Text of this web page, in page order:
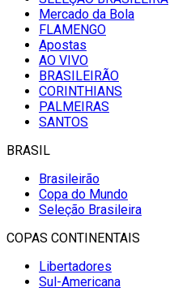
Mercado da Bola
FLAMENGO
Apostas
AO VIVO
BRASILEIRÃO
CORINTHIANS
PALMEIRAS
SANTOS
BRASIL
Brasileirão
Copa do Mundo
Seleção Brasileira
COPAS CONTINENTAIS
Libertadores
Sul-Americana